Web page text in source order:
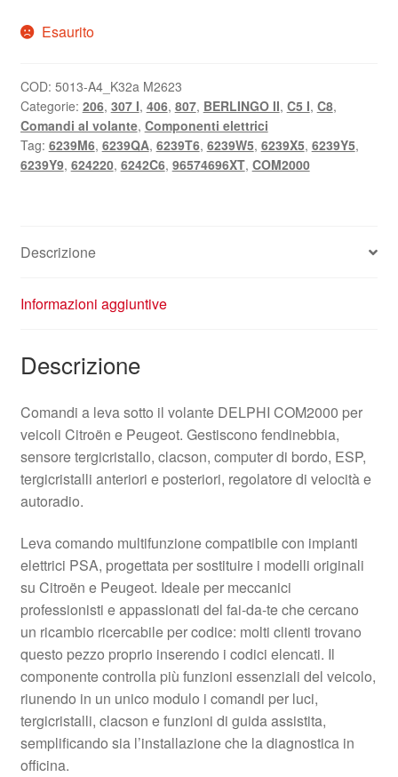
Esaurito
COD: 5013-A4_K32a M2623
Categorie: 206, 307 I, 406, 807, BERLINGO II, C5 I, C8,
Comandi al volante, Componenti elettrici
Tag: 6239M6, 6239QA, 6239T6, 6239W5, 6239X5, 6239Y5,
6239Y9, 624220, 6242C6, 96574696XT, COM2000
Descrizione
Informazioni aggiuntive
Descrizione
Comandi a leva sotto il volante DELPHI COM2000 per
veicoli Citroën e Peugeot. Gestiscono fendinebbia,
sensore tergicristallo, clacson, computer di bordo, ESP,
tergicristalli anteriori e posteriori, regolatore di velocità e
autoradio.
Leva comando multifunzione compatibile con impianti
elettrici PSA, progettata per sostituire i modelli originali
su Citroën e Peugeot. Ideale per meccanici
professionisti e appassionati del fai-da-te che cercano
un ricambio ricercabile per codice: molti clienti trovano
questo pezzo proprio inserendo i codici elencati. Il
componente controlla più funzioni essenziali del veicolo,
riunendo in un unico modulo i comandi per luci,
tergicristalli, clacson e funzioni di guida assistita,
semplificando sia l’installazione che la diagnostica in
officina.